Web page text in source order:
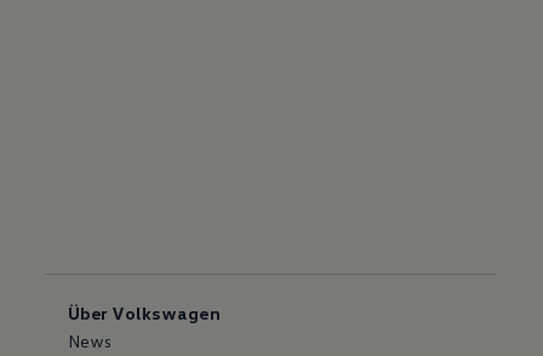
Über Volkswagen
News